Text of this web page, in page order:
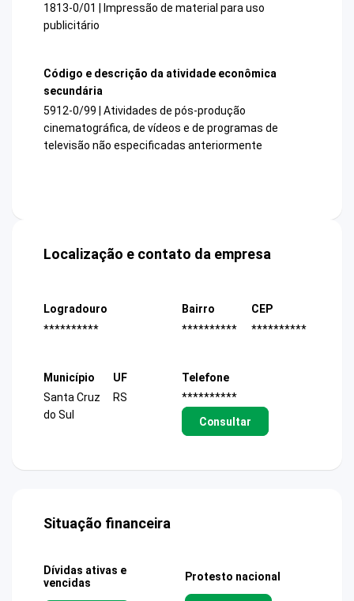
1813-0/01 | Impressão de material para uso
publicitário
Código e descrição da atividade econômica
secundária
5912-0/99 | Atividades de pós-produção
cinematográfica, de vídeos e de programas de
televisão não especificadas anteriormente
Localização e contato da empresa
Logradouro
**********
Bairro
**********
CEP
**********
Município
Santa Cruz
do Sul
UF
RS
Telefone
**********
Consultar
Situação financeira
Dívidas ativas e
vencidas
Protesto nacional